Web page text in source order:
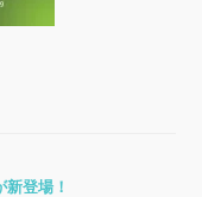
登場！